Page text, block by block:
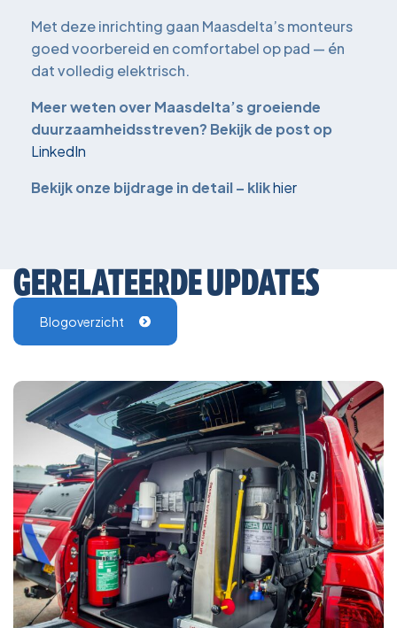
Met deze inrichting gaan Maasdelta’s monteurs
goed voorbereid en comfortabel op pad — én
dat volledig elektrisch.
Meer weten over Maasdelta’s groeiende
duurzaamheidsstreven? Bekijk de post op
LinkedIn
Bekijk onze bijdrage in detail – klikhier
GERELATEERDE UPDATES
Blogoverzicht